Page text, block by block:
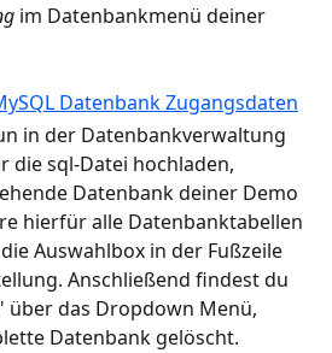
im Datenbankmenü deiner
in der Datenbankverwaltung
die sql-Datei hochladen,
Datenbank deiner Demo
hierfür alle Datenbanktabellen
Auswahlbox in der Fußzeile
Anschließend findest du
über das Dropdown Menü,
Datenbank gelöscht.